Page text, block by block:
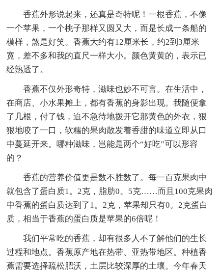
香蕉外形说起来，还真是奇特呢！一根香蕉，不像
一个苹果，一个桃子那样又圆又大，而是长成一条船的
模样，煞是好笑。香蕉大约有12厘米长，约2到3厘米
宽，差不多和我的直尺一样大小。颜色黄黄的，表示已
经熟透了。
香蕉不仅外形奇特，滋味也妙不可言。在生活中，
在商店、小水果摊上，都有香蕉的身影出现。我随便拿
了几根，付了钱，迫不急待地拨开它那黄色的外衣，狠
狠地咬了一口，软糯的果肉散发着香甜的味道立即从口
中蔓延开来。哪种滋味，岂能是两个“好吃”可以形容
的？
香蕉的营养价值更是数不胜数了。每一百克果肉中
就包含了蛋白质1。2克，脂肪0。5克……而且100克果肉
中香蕉的蛋白质达到了1。2克，苹果却只有0。2克蛋白
质，相当于香蕉的蛋白质是苹果的6倍呢！
我们平常吃的香蕉，却有很多人不了解他们的生长
过程和地点。香蕉原产地在热带、亚热带地区。种植香
蕉需要选择疏松肥沃，土层比较深厚的土壤。今年春天